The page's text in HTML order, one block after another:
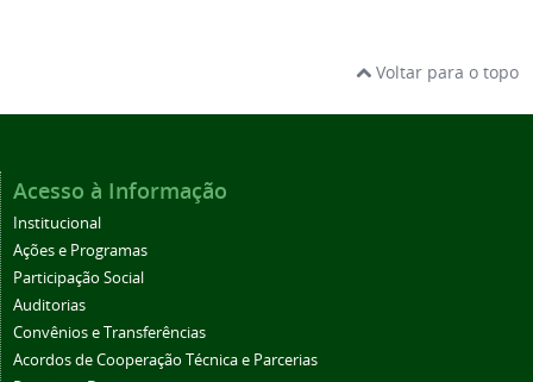
Voltar para o topo
Acesso à Informação
Institucional
Ações e Programas
Participação Social
Auditorias
Convênios e Transferências
Acordos de Cooperação Técnica e Parcerias